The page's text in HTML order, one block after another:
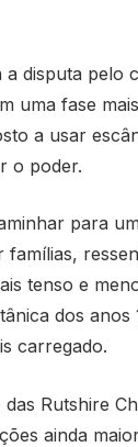
disputa pelo
uma fase
a usar
o poder.
para
famílias,
tenso e
dos anos
carregado.
Rutshire
ainda